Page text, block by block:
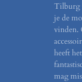
Tilburg
je de
vinden.
heeft
mag